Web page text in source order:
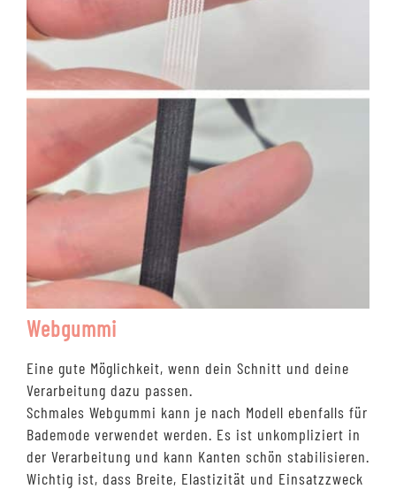
Webgummi
Eine gute Möglichkeit, wenn dein Schnitt und deine
Verarbeitung dazu passen.
Schmales Webgummi kann je nach Modell ebenfalls für
Bademode verwendet werden. Es ist unkompliziert in
der Verarbeitung und kann Kanten schön stabilisieren.
Wichtig ist, dass Breite, Elastizität und Einsatzzweck